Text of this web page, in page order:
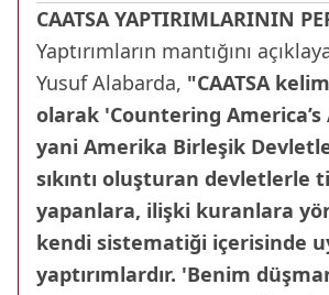
CAATSA YAPTIRIMLARININ
Yaptırımların mantığını
Yusuf Alabarda, "CAATSA
olarak 'Countering America’s
yani Amerika Birleşik
sıkıntı oluşturan devletlerle
yapanlara, ilişki kuranlara
kendi sistematiği içerisinde
yaptırımlardır. 'Benim